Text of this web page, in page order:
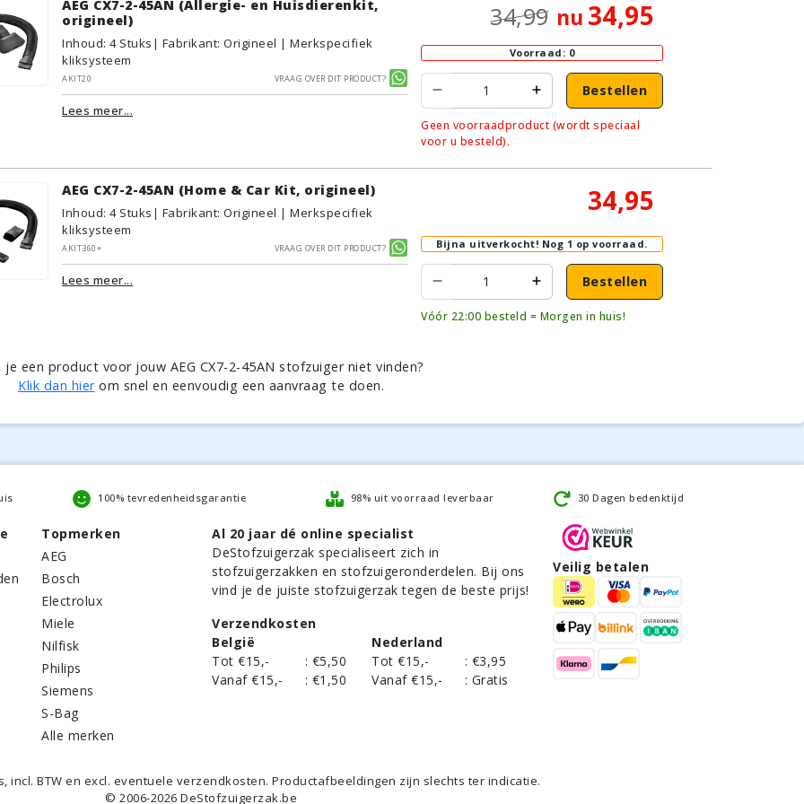
AEG CX7-2-45AN (Allergie- en Huisdierenkit,
origineel)
Inhoud: 4 Stuks | Fabrikant: Origineel | Merkspecifiek
kliksysteem
AKIT20
Vraag over dit product?
Lees meer...
34,99 nu 34,95
Voorraad: 0
Bestellen
Geen voorraadproduct (wordt speciaal
voor u besteld).
AEG CX7-2-45AN (Home & Car Kit, origineel)
Inhoud: 4 Stuks | Fabrikant: Origineel | Merkspecifiek
kliksysteem
AKIT360+
Vraag over dit product?
Lees meer...
34,95
Bijna uitverkocht! Nog 1 op voorraad.
Bestellen
Vóór 22:00 besteld = Morgen in huis!
je een product voor jouw AEG CX7-2-45AN stofzuiger niet vinden?
Klik dan hierom snel en eenvoudig een aanvraag te doen.
100% tevredenheidsgarantie 98% uit voorraad leverbaar 30 Dagen bedenktijd
Topmerken
AEG
Bosch
Electrolux
Miele
Nilfisk
Philips
Siemens
S-Bag
Alle merken
Al 20 jaar dé online specialist
DeStofzuigerzak specialiseert zich in
stofzuigerzakken en stofzuigeronderdelen. Bij ons
vind je de juiste stofzuigerzak tegen de beste prijs!
Verzendkosten
België
Tot €15,-
: €5,50
Vanaf €15,-
: €1,50
Nederland
Tot €15,-
: €3,95
Vanaf €15,-
: Gratis
Veilig betalen
incl. BTW en excl. eventuele verzendkosten. Productafbeeldingen zijn slechts ter indicatie.
© 2006-2026 DeStofzuigerzak.be